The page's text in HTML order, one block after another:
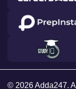
© 2026 Adda247.